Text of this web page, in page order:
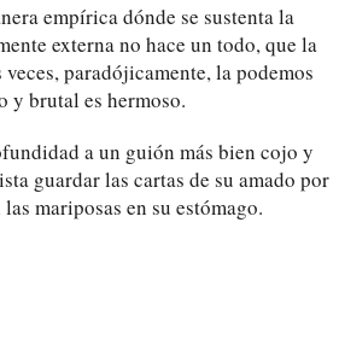
empírica dónde se sustenta la
externa no hace un todo, que la
paradójicamente, la podemos
y brutal es hermoso.
a un guión más bien cojo y
guardar las cartas de su amado por
mariposas en su estómago.